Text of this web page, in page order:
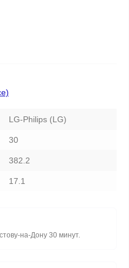
LG-Philips (LG)
30
382.2
17.1
на-Дону 30 минут.